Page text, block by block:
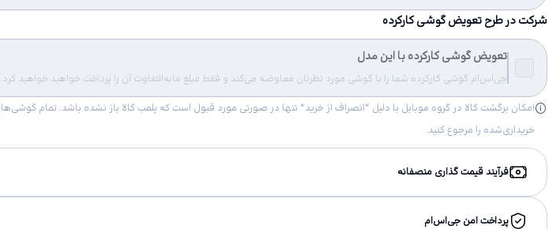
شرکت در طرح تعویض گوشی کارکرده
تعویض گوشی کارکرده با این مدل
جی‌اس‌ام گوشی کارکرده شما را با گوشی مورد نظرتان معاوضه می‌کند و فقط مبلغ مابه‌التفاوت آن را پرداخت خواهید خواهید کرد.
خریداری‌شده را مرجوع کنید.
فرآیند قیمت گذاری منصفانه
پرداخت امن جی‌اس‌ام